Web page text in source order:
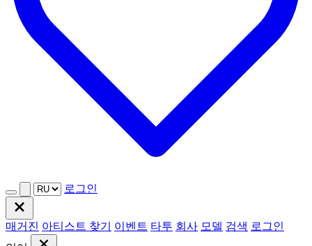
로그인
매거진 아티스트 찾기 이벤트 타투 회사 모델 검색 로그인